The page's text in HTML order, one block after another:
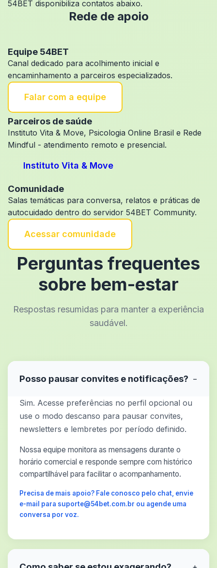
54BET disponibiliza contatos abaixo.
Rede de apoio
Equipe 54BET
Canal dedicado para acolhimento inicial e
encaminhamento a parceiros especializados.
Falar com a equipe
Parceiros de saúde
Instituto Vita & Move, Psicologia Online Brasil e Rede
Mindful - atendimento remoto e presencial.
Instituto Vita & Move
Comunidade
Salas temáticas para conversa, relatos e práticas de
autocuidado dentro do servidor 54BET Community.
Acessar comunidade
Perguntas frequentes
sobre bem-estar
Respostas resumidas para manter a experiência
saudável.
Posso pausar convites e notificações? −
Sim. Acesse preferências no perfil opcional ou
use o modo descanso para pausar convites,
newsletters e lembretes por período definido.
Nossa equipe monitora as mensagens durante o
horário comercial e responde sempre com histórico
compartilhável para facilitar o acompanhamento.
Precisa de mais apoio? Fale conosco pelo chat, envie
e-mail para suporte@54bet.com.br ou agende uma
conversa por voz.